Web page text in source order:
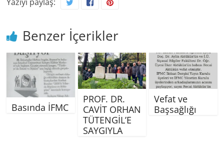
Benzer İçerikler
Basında İFMC
PROF. DR.
CAVİT ORHAN
TÜTENGİL’E
SAYGIYLA
Vefat ve
Başsağlığı